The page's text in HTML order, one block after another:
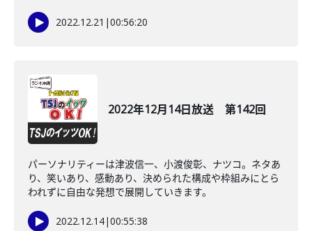
2022.12.21 |00:56:20
2022年12月14日放送 第142回
パーソナリティーは津波信一、小渡俊彰、ナツコ。ネタあ
り、笑いあり、感動あり、決められた構成や枠組みにとら
われずに自由な発想で展開していきます。
2022.12.14|00:55:38